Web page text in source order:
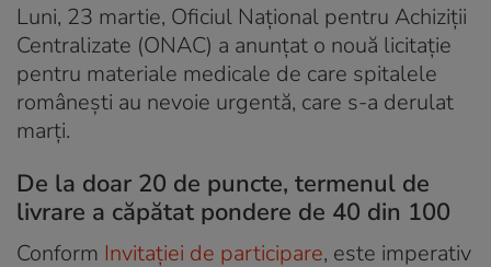
Luni, 23 martie, Oficiul Național pentru Achiziții
Centralizate (ONAC) a anunțat o nouă licitație
pentru materiale medicale de care spitalele
românești au nevoie urgentă, care s-a derulat
marți.
De la doar 20 de puncte, termenul de
livrare a căpătat pondere de 40 din 100
Conform Invitației de participare, este imperativ